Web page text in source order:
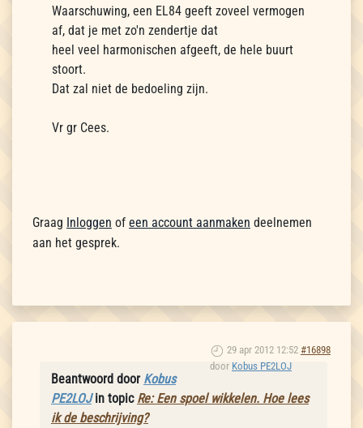
Waarschuwing, een EL84 geeft zoveel vermogen
af, dat je met zo'n zendertje dat
heel veel harmonischen afgeeft, de hele buurt
stoort.
Dat zal niet de bedoeling zijn.
Vr gr Cees.
Graag Inloggen of een account aanmaken deelnemen
aan het gesprek.
29 apr 2012 12:52 #16898
door Kobus PE2LOJ
Beantwoord door Kobus
PE2LOJin topic Re: Een spoel wikkelen. Hoe lees
ik de beschrijving?